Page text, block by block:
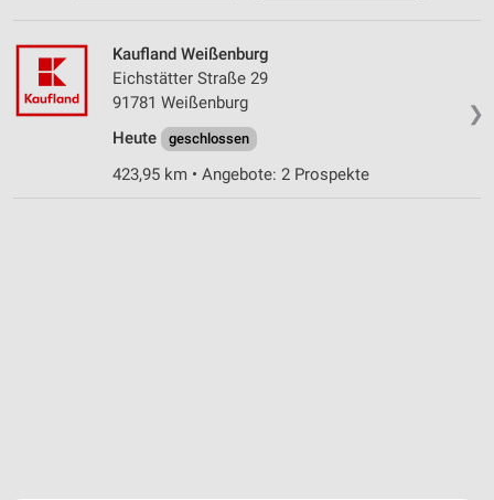
❯
Kaufland Weißenburg
Eichstätter Straße 29
91781 Weißenburg
Heute
geschlossen
423,95 km • Angebote: 2 Prospekte